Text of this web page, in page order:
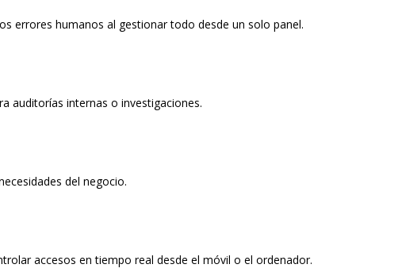
errores humanos al gestionar todo desde un solo panel.
auditorías internas o investigaciones.
del negocio.
accesos en tiempo real desde el móvil o el ordenador.